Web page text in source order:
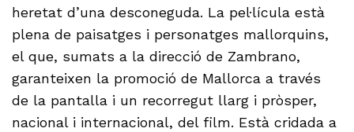
heretat d’una desconeguda. La pel·lícula està
plena de paisatges i personatges mallorquins,
el que, sumats a la direcció de Zambrano,
garanteixen la promoció de Mallorca a través
de la pantalla i un recorregut llarg i pròsper,
nacional i internacional, del film. Està cridada a